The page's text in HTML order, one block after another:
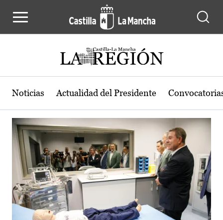
Actualidad de la región de Castilla-
Noticias Actualidad del Presidente